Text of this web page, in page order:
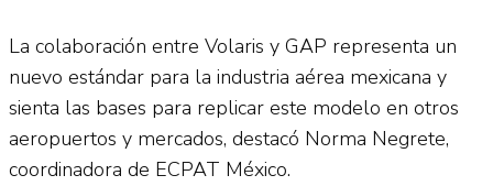
La colaboración entre Volaris y GAP representa un
nuevo estándar para la industria aérea mexicana y
sienta las bases para replicar este modelo en otros
aeropuertos y mercados, destacó Norma Negrete,
coordinadora de ECPAT México.